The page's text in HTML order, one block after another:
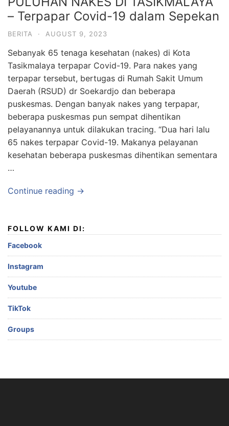
– Terpapar Covid-19 dalam Sepekan
BERITA · AUGUST 9, 2023
Sebanyak 65 tenaga kesehatan (nakes) di Kota
Tasikmalaya terpapar Covid-19. Para nakes yang
terpapar tersebut, bertugas di Rumah Sakit Umum
Daerah (RSUD) dr Soekardjo dan beberapa
puskesmas. Dengan banyak nakes yang terpapar,
beberapa puskesmas pun sempat dihentikan
pelayanannya untuk dilakukan tracing. “Dua hari lalu
65 nakes terpapar Covid-19. Makanya pelayanan
kesehatan beberapa puskesmas dihentikan sementara
…
Continue reading →
FOLLOW KAMI DI:
Facebook
Instagram
Youtube
TikTok
Groups